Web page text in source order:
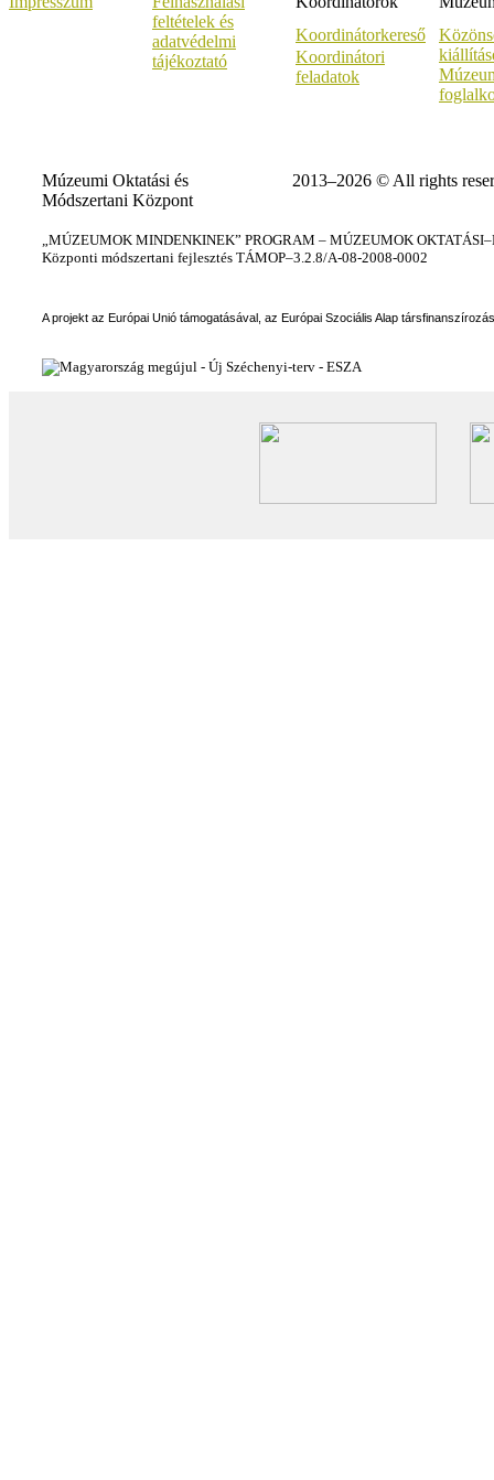
feltételek és
adatvédelmi
tájékoztató
Koordinátorkereső
Koordinátori
feladatok
Múzeumi Oktatási és
Módszertani Központ
2013–2026 © All rights
„MÚZEUMOK MINDENKINEK” PROGRAM – MÚZEUMOK
Központi módszertani fejlesztés TÁMOP–3.2.8/A-08-2008-0002
A projekt az Európai Unió támogatásával, az Európai Szociális Alap